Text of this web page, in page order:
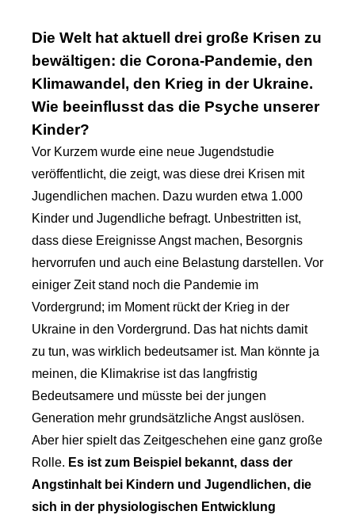
Die Welt hat aktuell drei große Krisen zu
bewältigen: die Corona-Pandemie, den
Klimawandel, den Krieg in der Ukraine.
Wie beeinflusst das die Psyche unserer
Kinder?
Vor Kurzem wurde eine neue Jugendstudie
veröffentlicht, die zeigt, was diese drei Krisen mit
Jugendlichen machen. Dazu wurden etwa 1.000
Kinder und Jugendliche befragt. Unbestritten ist,
dass diese Ereignisse Angst machen, Besorgnis
hervorrufen und auch eine Belastung darstellen. Vor
einiger Zeit stand noch die Pandemie im
Vordergrund; im Moment rückt der Krieg in der
Ukraine in den Vordergrund. Das hat nichts damit
zu tun, was wirklich bedeutsamer ist. Man könnte ja
meinen, die Klimakrise ist das langfristig
Bedeutsamere und müsste bei der jungen
Generation mehr grundsätzliche Angst auslösen.
Aber hier spielt das Zeitgeschehen eine ganz große
Rolle. Es ist zum Beispiel bekannt, dass der
Angstinhaltbei Kindern und Jugendlichen, die
sich in der physiologischen Entwicklung